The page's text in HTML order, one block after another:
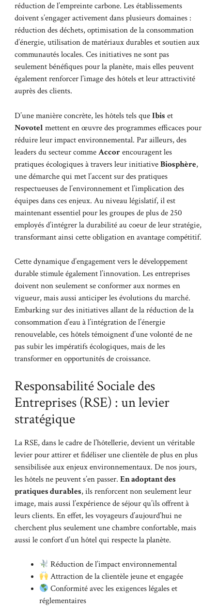
réduction de l’empreinte carbone. Les établissements
doivent s’engager activement dans plusieurs domaines :
réduction des déchets, optimisation de la consommation
d’énergie, utilisation de matériaux durables et soutien aux
communautés locales. Ces initiatives ne sont pas
seulement bénéfiques pour la planète, mais elles peuvent
également renforcer l’image des hôtels et leur attractivité
auprès des clients.
D’une manière concrète, les hôtels tels queIbis et
Novotel mettent en œuvre des programmes efficaces pour
réduire leur impact environnemental. Par ailleurs, des
leaders du secteur commeAccorencouragent les
pratiques écologiques à travers leur initiativeBiosphère,
une démarche qui met l’accent sur des pratiques
respectueuses de l’environnement et l’implication des
équipes dans ces enjeux. Au niveau législatif, il est
maintenant essentiel pour les groupes de plus de 250
employés d’intégrer la durabilité au coeur de leur stratégie,
transformant ainsi cette obligation en avantage compétitif.
Cette dynamique d’engagement vers le développement
durable stimule également l’innovation. Les entreprises
doivent non seulement se conformer aux normes en
vigueur, mais aussi anticiper les évolutions du marché.
Embarking sur des initiatives allant de la réduction de la
consommation d’eau à l’intégration de l’énergie
renouvelable, ces hôtels témoignent d’une volonté de ne
pas subir les impératifs écologiques, mais de les
transformer en opportunités de croissance.
Responsabilité Sociale des
Entreprises (RSE) : un levier
stratégique
La RSE, dans le cadre de l’hôtellerie, devient un véritable
levier pour attirer et fidéliser une clientèle de plus en plus
sensibilisée aux enjeux environnementaux. De nos jours,
les hôtels ne peuvent s’en passer. En adoptant des
pratiques durables, ils renforcent non seulement leur
image, mais aussi l’expérience de séjour qu’ils offrent à
leurs clients. En effet, les voyageurs d’aujourd’hui ne
cherchent plus seulement une chambre confortable, mais
aussi le confort d’un hôtel qui respecte la planète.
Réduction de l’impact environnemental
Attraction de la clientèle jeune et engagée
Conformité avec les exigences légales et
réglementaires